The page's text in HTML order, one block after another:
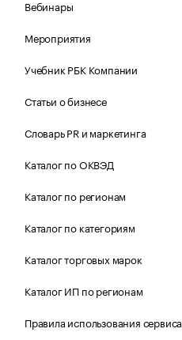
Вебинары
Мероприятия
Учебник РБК Компании
Статьи о бизнесе
Словарь PR и маркетинга
Каталог по ОКВЭД
Каталог по регионам
Каталог по категориям
Каталог торговых марок
Каталог ИП по регионам
Правила использования сервиса